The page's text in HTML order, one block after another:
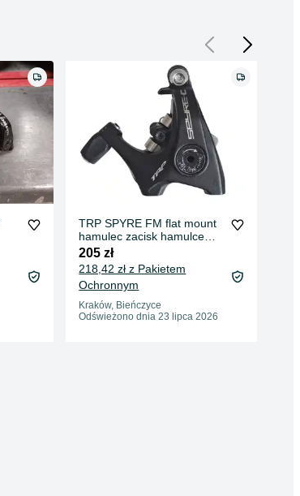
TRP SPYRE FM flat mount
hamulec zacisk hamulce
szosowezaciski
205 zł
218,42 zł z Pakietem
Ochronnym
Kraków, Bieńczyce
Odświeżono dnia 23 lipca 2026